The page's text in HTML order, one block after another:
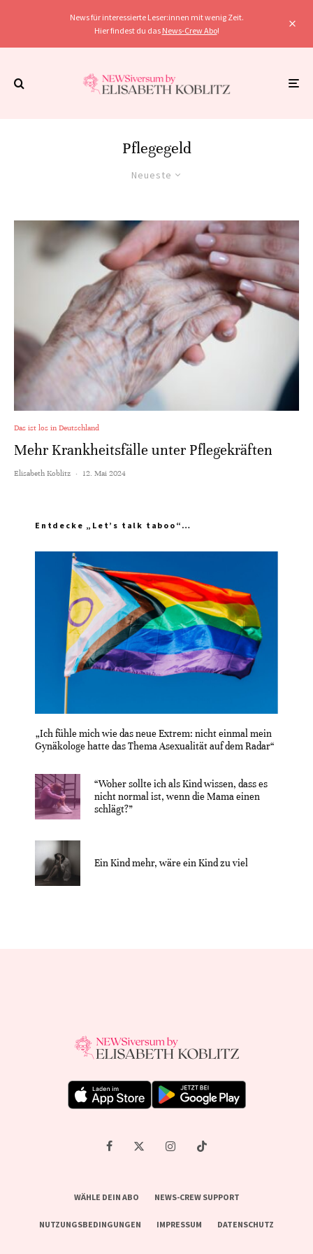
News für interessierte Leser:innen mit wenig Zeit.
Hier findest du das News-Crew Abo!
Pflegegeld
Neueste
Das ist los in Deutschland
Mehr Krankheitsfälle unter Pflegekräften
Elisabeth Koblitz · 12. Mai 2024
Entdecke „Let’s talk taboo“…
„Ich fühle mich wie das neue Extrem: nicht einmal mein
Gynäkologe hatte das Thema Asexualität auf dem Radar“
“Woher sollte ich als Kind wissen, dass es
nicht normal ist, wenn die Mama einen
schlägt?”
Ein Kind mehr, wäre ein Kind zu viel
WÄHLE DEIN ABO NEWS-CREW SUPPORT
NUTZUNGSBEDINGUNGEN IMPRESSUM DATENSCHUTZ